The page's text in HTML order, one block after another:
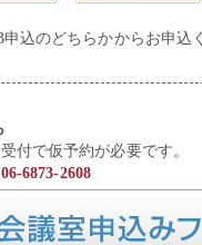
込のどちらかからお申込
付で仮予約が必要です。
6873-2608